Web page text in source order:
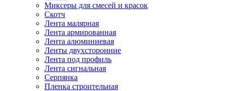
Миксеры для смесей и красок
Скотч
Лента малярная
Лента армированная
Лента алюминиевая
Ленты двухсторонние
Лента под профиль
Лента сигнальная
Серпянка
Пленка строительная